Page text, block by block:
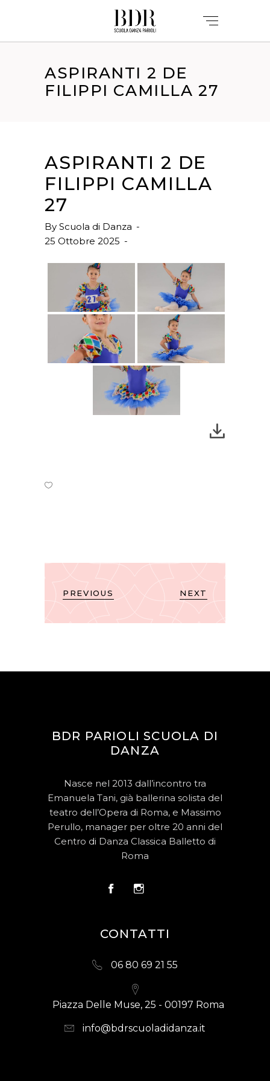
ASPIRANTI 2 DE
FILIPPI CAMILLA 27
ASPIRANTI 2 DE
FILIPPI CAMILLA
27
By Scuola di Danza
25 Ottobre 2025
PREVIOUS NEXT
BDR PARIOLI SCUOLA DI
DANZA
Nasce nel 2013 dall’incontro tra
Emanuela Tani, già ballerina solista del
teatro dell’Opera di Roma, e Massimo
Perullo, manager per oltre 20 anni del
Centro di Danza Classica Balletto di
Roma
CONTATTI
06 80 69 21 55
Piazza Delle Muse, 25 - 00197 Roma
info@bdrscuoladidanza.it